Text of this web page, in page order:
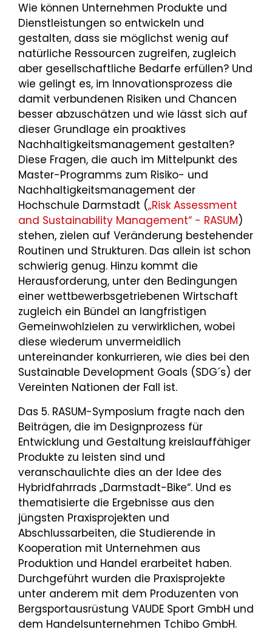
Wie können Unternehmen Produkte und
Dienstleistungen so entwickeln und
gestalten, dass sie möglichst wenig auf
natürliche Ressourcen zugreifen, zugleich
aber gesellschaftliche Bedarfe erfüllen? Und
wie gelingt es, im Innovationsprozess die
damit verbundenen Risiken und Chancen
besser abzuschätzen und wie lässt sich auf
dieser Grundlage ein proaktives
Nachhaltigkeitsmanagement gestalten?
Diese Fragen, die auch im Mittelpunkt des
Master-Programms zum Risiko- und
Nachhaltigkeitsmanagement der
Hochschule Darmstadt („Risk Assessment
and Sustainability Management“ - RASUM)
stehen, zielen auf Veränderung bestehender
Routinen und Strukturen. Das allein ist schon
schwierig genug. Hinzu kommt die
Herausforderung, unter den Bedingungen
einer wettbewerbsgetriebenen Wirtschaft
zugleich ein Bündel an langfristigen
Gemeinwohlzielen zu verwirklichen, wobei
diese wiederum unvermeidlich
untereinander konkurrieren, wie dies bei den
Sustainable Development Goals (SDG´s) der
Vereinten Nationen der Fall ist.
Das 5. RASUM-Symposium fragte nach den
Beiträgen, die im Designprozess für
Entwicklung und Gestaltung kreislauffähiger
Produkte zu leisten sind und
veranschaulichte dies an der Idee des
Hybridfahrrads „Darmstadt-Bike“. Und es
thematisierte die Ergebnisse aus den
jüngsten Praxisprojekten und
Abschlussarbeiten, die Studierende in
Kooperation mit Unternehmen aus
Produktion und Handel erarbeitet haben.
Durchgeführt wurden die Praxisprojekte
unter anderem mit dem Produzenten von
Bergsportausrüstung VAUDE Sport GmbH und
dem Handelsunternehmen Tchibo GmbH.